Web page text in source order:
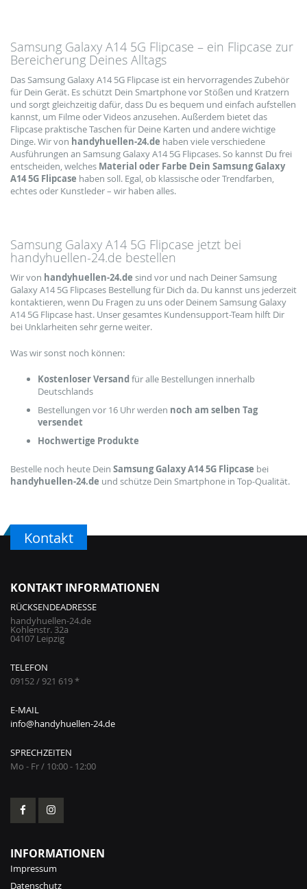
Samsung Galaxy A14 5G Flipcase – ein Flipcase zur
Bereicherung Deines Alltags
Das Samsung Galaxy A14 5G Flipcase ist ein hervorragendes Zubehör
für Dein Gerät. Es schützt Dein Smartphone vor Stößen und Kratzern
und sorgt gleichzeitig dafür, dass Du es bequem und einfach aufstellen
kannst, um Filme oder Videos anzusehen. Außerdem bietet das
Flipcase praktische Taschen für Deine Karten und andere wichtige
Dinge. Wir von handyhuellen-24.de haben viele verschiedene
Ausführungen an Samsung Galaxy A14 5G Flipcases. So kannst Du frei
entscheiden, welches Material oder Farbe Dein Samsung Galaxy
A14 5G Flipcase haben soll. Egal, ob klassische oder Trendfarben,
echtes oder Kunstleder – wir haben alles.
Samsung Galaxy A14 5G Flipcase jetzt bei
handyhuellen-24.de bestellen
Wir von handyhuellen-24.de sind vor und nach Deiner Samsung
Galaxy A14 5G Flipcases Bestellung für Dich da. Du kannst uns jederzeit
kontaktieren, wenn Du Fragen zu uns oder Deinem Samsung Galaxy
A14 5G Flipcase hast. Unser gesamtes Kundensupport-Team hilft Dir
bei Unklarheiten sehr gerne weiter.
Was wir sonst noch können:
Kostenloser Versandfür alle Bestellungen innerhalb
Deutschlands
Bestellungen vor 16 Uhr werden noch am selben Tag
versendet
Hochwertige Produkte
Bestelle noch heute Dein Samsung Galaxy A14 5G Flipcase bei
handyhuellen-24.de und schütze Dein Smartphone in Top-Qualität.
Kontakt
KONTAKT INFORMATIONEN
RÜCKSENDEADRESSE
handyhuellen-24.de
Kohlenstr. 32a
04107 Leipzig
TELEFON
09152 / 921 619 *
E-MAIL
info@handyhuellen-24.de
SPRECHZEITEN
Mo - Fr / 10:00 - 12:00
INFORMATIONEN
Impressum
Datenschutz